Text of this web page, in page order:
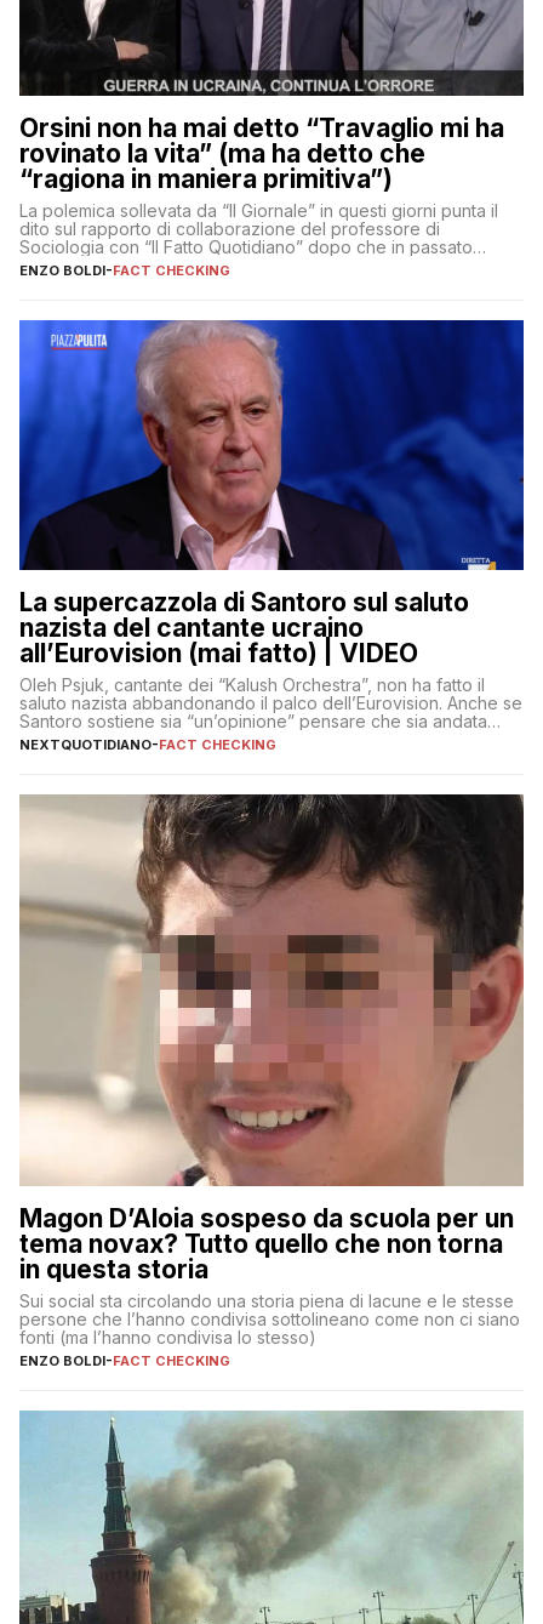
Orsini non ha mai detto “Travaglio mi ha
rovinato la vita” (ma ha detto che
“ragiona in maniera primitiva”)
La polemica sollevata da “Il Giornale” in questi giorni punta il
dito sul rapporto di collaborazione del professore di
Sociologia con “Il Fatto Quotidiano” dopo che in passato
erano volati stracci
ENZO BOLDI-FACT CHECKING
La supercazzola di Santoro sul saluto
nazista del cantante ucraino
all’Eurovision (mai fatto) | VIDEO
Oleh Psjuk, cantante dei “Kalush Orchestra”, non ha fatto il
saluto nazista abbandonando il palco dell’Eurovision. Anche se
Santoro sostiene sia “un’opinione” pensare che sia andata
così
NEXTQUOTIDIANO-FACT CHECKING
Magon D’Aloia sospeso da scuola per un
tema novax? Tutto quello che non torna
in questa storia
Sui social sta circolando una storia piena di lacune e le stesse
persone che l’hanno condivisa sottolineano come non ci siano
fonti (ma l’hanno condivisa lo stesso)
ENZO BOLDI-FACT CHECKING